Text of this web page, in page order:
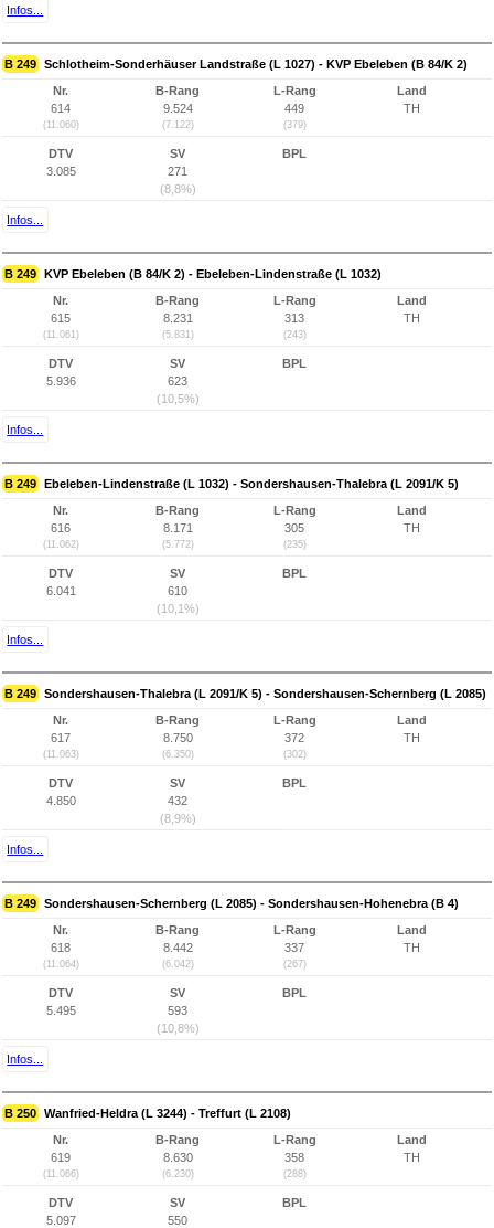
Infos...
B 249 Schlotheim-Sonderhäuser Landstraße (L 1027) - KVP Ebeleben (B 84/K 2)
Nr.
614
(11.060)
B-Rang
9.524
(7.122)
L-Rang
449
(379)
Land
TH
DTV
3.085
SV
271
(8,8%)
BPL
Infos...
B 249 KVP Ebeleben (B 84/K 2) - Ebeleben-Lindenstraße (L 1032)
Nr.
615
(11.061)
B-Rang
8.231
(5.831)
L-Rang
313
(243)
Land
TH
DTV
5.936
SV
623
(10,5%)
BPL
Infos...
B 249 Ebeleben-Lindenstraße (L 1032) - Sondershausen-Thalebra (L 2091/K 5)
Nr.
616
(11.062)
B-Rang
8.171
(5.772)
L-Rang
305
(235)
Land
TH
DTV
6.041
SV
610
(10,1%)
BPL
Infos...
B 249 Sondershausen-Thalebra (L 2091/K 5) - Sondershausen-Schernberg (L 2085)
Nr.
617
(11.063)
B-Rang
8.750
(6.350)
L-Rang
372
(302)
Land
TH
DTV
4.850
SV
432
(8,9%)
BPL
Infos...
B 249 Sondershausen-Schernberg (L 2085) - Sondershausen-Hohenebra (B 4)
Nr.
618
(11.064)
B-Rang
8.442
(6.042)
L-Rang
337
(267)
Land
TH
DTV
5.495
SV
593
(10,8%)
BPL
Infos...
B 250 Wanfried-Heldra (L 3244) - Treffurt (L 2108)
Nr.
619
(11.066)
B-Rang
8.630
(6.230)
L-Rang
358
(288)
Land
TH
DTV
5.097
SV
550
BPL